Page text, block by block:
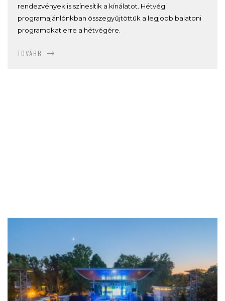
rendezvények is színesítik a kínálatot. Hétvégi
programajánlónkban összegyűjtöttük a legjobb balatoni
programokat erre a hétvégére.
TOVÁBB